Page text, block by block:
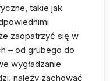
takie jak
zaopatrzyć się w
– od grubego do
wygładzanie
należy zachować